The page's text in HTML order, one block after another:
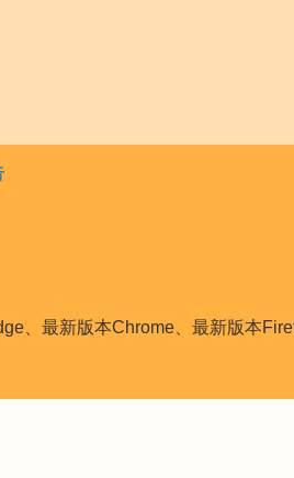
、最新版本Chrome、最新版本